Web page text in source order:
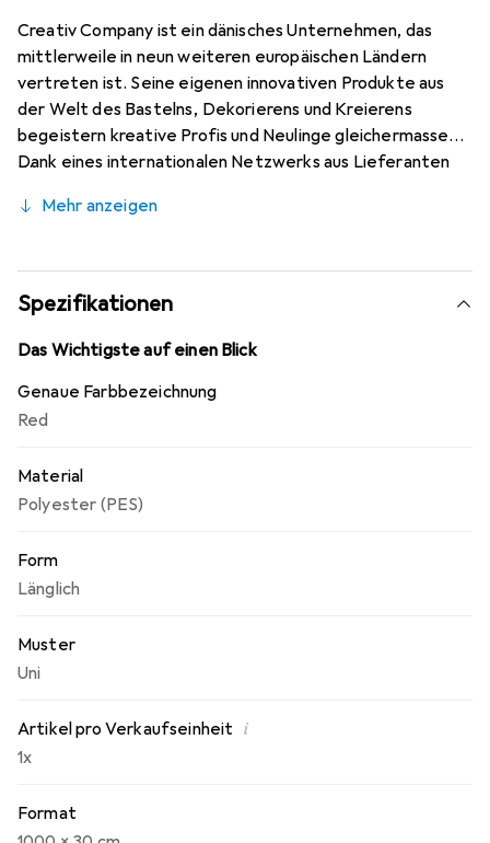
Creativ Company ist ein dänisches Unternehmen, das
mittlerweile in neun weiteren europäischen Ländern
vertreten ist. Seine eigenen innovativen Produkte aus
der Welt des Bastelns, Dekorierens und Kreierens
begeistern kreative Profis und Neulinge gleichermassen.
Dank eines internationalen Netzwerks aus Lieferanten
hohen Ansprüchen seiner Kunden gerecht zu werden und
Company sollen zu vielen unterhaltsamen Stunden sowie
zum Spielen und Lernen animieren und die Welt so ein
bisschen kreativer machen.
Mehr anzeigen
Spezifikationen
Das Wichtigste auf einen Blick
Genaue Farbbezeichnung
Red
Material
Polyester (PES)
Form
Länglich
Muster
Uni
Artikel pro Verkaufseinheit i
1x
Format